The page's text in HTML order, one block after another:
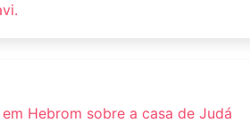
Hebrom sobre a casa de Judá